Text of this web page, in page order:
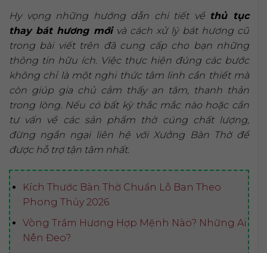
Hy vọng những hướng dẫn chi tiết về thủ tục
thay bát hương mớivà cách xử lý bát hương cũ
trong bài viết trên đã cung cấp cho bạn những
thông tin hữu ích. Việc thực hiện đúng các bước
không chỉ là một nghi thức tâm linh cần thiết mà
còn giúp gia chủ cảm thấy an tâm, thanh thản
trong lòng. Nếu có bất kỳ thắc mắc nào hoặc cần
tư vấn về các sản phẩm thờ cúng chất lượng,
đừng ngần ngại liên hệ với Xưởng Bàn Thờ để
được hỗ trợ tận tâm nhất.
Kích Thước Bàn Thờ Chuẩn Lỗ Ban Theo
Phong Thủy 2026
Vòng Trầm Hương Hợp Mệnh Nào? Những Ai
Nên Đeo?